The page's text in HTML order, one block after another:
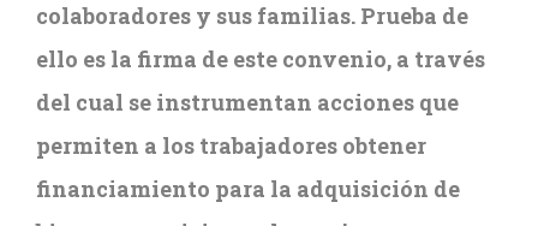
colaboradores y sus familias. Prueba de
ello es la firma de este convenio, a través
del cual se instrumentan acciones que
permiten a los trabajadores obtener
financiamiento para la adquisición de